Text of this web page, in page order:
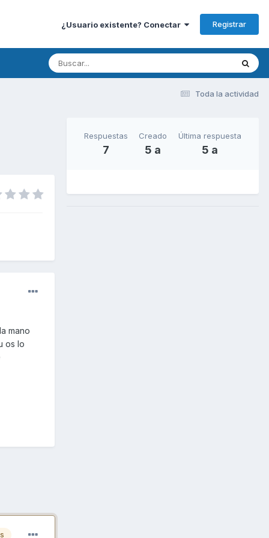
¿Usuario existente? Conectar Registrar
Toda la actividad
mano
os lo
Respuestas
7
Creado
5 a
Última respuesta
5 a